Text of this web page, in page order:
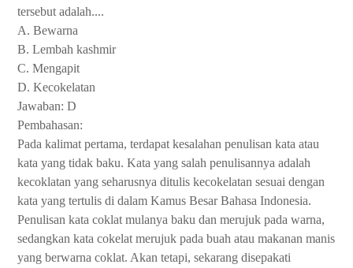
tersebut adalah....
A. Bewarna
B. Lembah kashmir
C. Mengapit
D. Kecokelatan
Jawaban: D
Pembahasan:
Pada kalimat pertama, terdapat kesalahan penulisan kata atau
kata yang tidak baku. Kata yang salah penulisannya adalah
kecoklatan yang seharusnya ditulis kecokelatan sesuai dengan
kata yang tertulis di dalam Kamus Besar Bahasa Indonesia.
Penulisan kata coklat mulanya baku dan merujuk pada warna,
sedangkan kata cokelat merujuk pada buah atau makanan manis
yang berwarna coklat. Akan tetapi, sekarang disepakati